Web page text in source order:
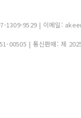
1309-9529 | 이메일:
00505 | 통신판매: 제